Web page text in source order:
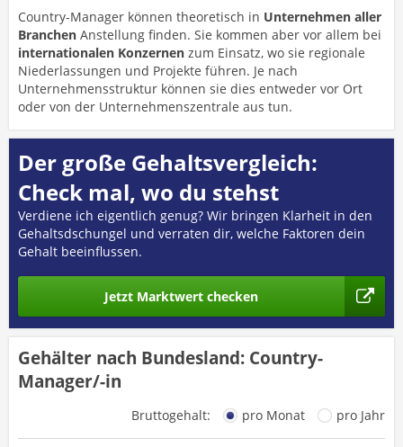
Country-Manager können theoretisch in Unternehmen aller
Branchen Anstellung finden. Sie kommen aber vor allem bei
internationalen Konzernen zum Einsatz, wo sie regionale
Niederlassungen und Projekte führen. Je nach
Unternehmensstruktur können sie dies entweder vor Ort
oder von der Unternehmenszentrale aus tun.
Der große Gehaltsvergleich:
Check mal, wo du stehst
Verdiene ich eigentlich genug? Wir bringen Klarheit in den
Gehaltsdschungel und verraten dir, welche Faktoren dein
Gehalt beeinflussen.
Jetzt Marktwert checken
Gehälter nach Bundesland: Country-
Manager/-in
Bruttogehalt: pro Monat pro Jahr